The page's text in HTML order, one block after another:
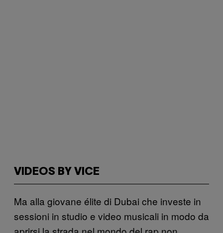
VIDEOS BY VICE
Ma alla giovane élite di Dubai che investe in
sessioni in studio e video musicali in modo da